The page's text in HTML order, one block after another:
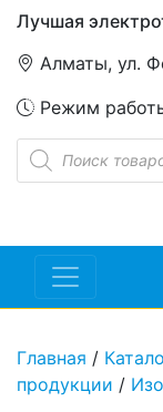
Лучшая
Алматы, ул.
Режим
Поиск
товаров
Главная /
продукции /